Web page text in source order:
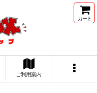
カート
ご利用案内